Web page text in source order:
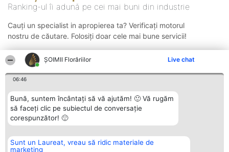
ȘOIMII Florăriilor Live chat
06:46
Bună, suntem încântați să vă ajutăm! 🙂 Vă rugăm
să faceți clic pe subiectul de conversație
corespunzător! 🙂
Sunt un Laureat, vreau să ridic materiale de
marketing
Ranking-ul îi adună pe cei mai buni din industrie
Cauți un specialist in apropierea ta? Verificați motorul
nostru de căutare. Folosiți doar cele mai bune servicii!
Organizator Ranking
BRIGHT SOLUTIONS BR SRL
Plebiscyt Contact